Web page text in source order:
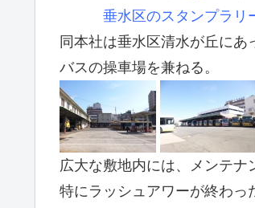
垂水区のスタンプラリー
同本社は垂水区清水が丘にあ
バスの操車場を兼ねる。
広大な敷地内には、メンテナ
特にラッシュアワーが終わっ